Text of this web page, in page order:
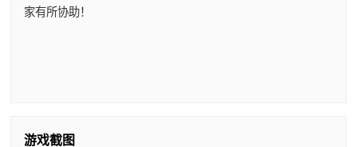
家有所协助！
游戏截图